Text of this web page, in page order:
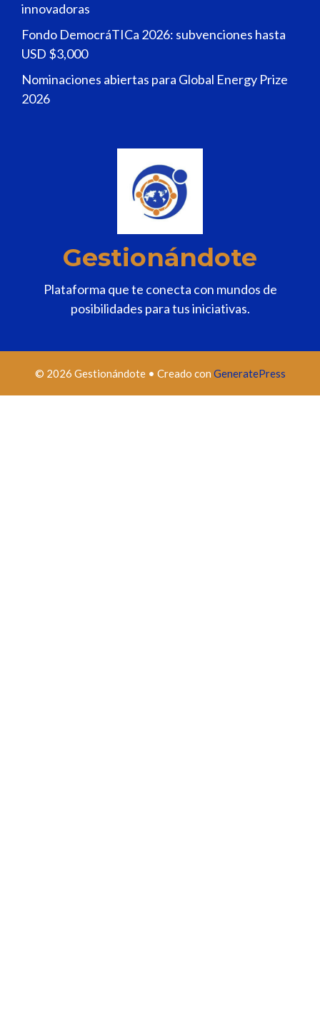
innovadoras
Fondo DemocráTICa 2026: subvenciones hasta
USD $3,000
Nominaciones abiertas para Global Energy Prize
2026
Gestionándote
Plataforma que te conecta con mundos de
posibilidades para tus iniciativas.
© 2026 Gestionándote• Creado con GeneratePress